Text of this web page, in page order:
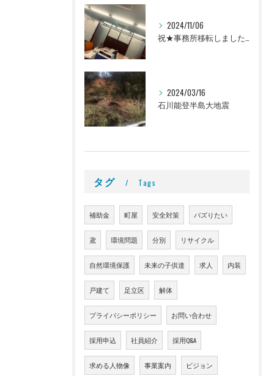
2024/11/06
祝★事務所移転しました！＠町屋事務所
2024/03/16
石川能登半島大地震
タグ Tags
補助金 町屋 安全対策 バズりたい
鳶 環境問題 分別 リサイクル
自然環境保護 未来の子供達 求人 内装
戸建て 足立区 解体
プライバシーポリシー お問い合わせ
採用申込 社員紹介 採用Q&A
求める人物像 事業案内 ビジョン